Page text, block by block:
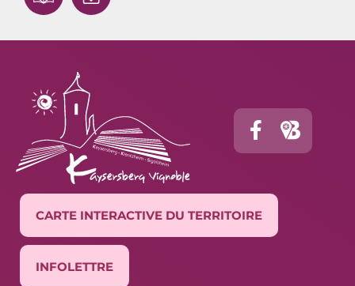
CARTE INTERACTIVE DU TERRITOIRE
INFOLETTRE